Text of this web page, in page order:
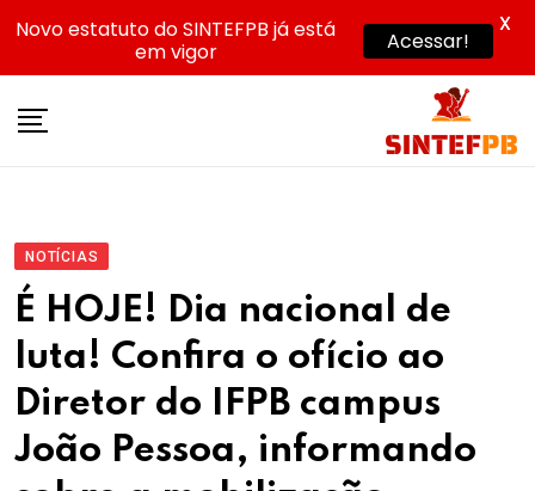
NOTÍCIAS
É HOJE! Dia nacional de
luta! Confira o ofício ao
Diretor do IFPB campus
João Pessoa, informando
Novo estatuto do SINTEFPB já está
em vigor
Acessar!
X